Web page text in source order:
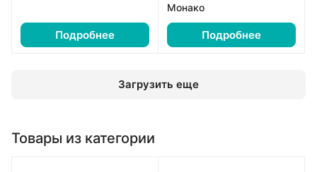
Подробнее
Монако
Подробнее
Загрузить еще
Товары из категории